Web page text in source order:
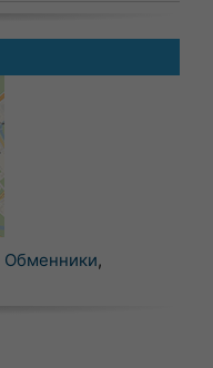
Обменники,